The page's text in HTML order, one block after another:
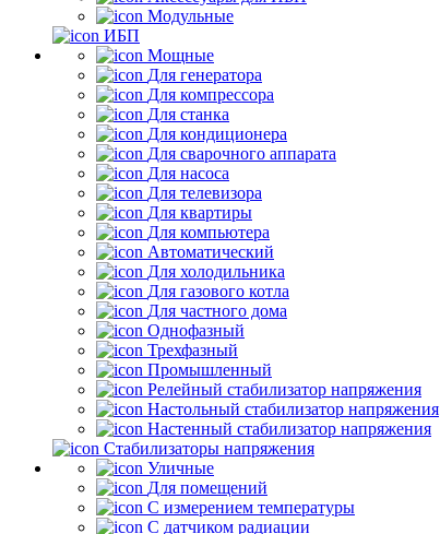
Модульные
ИБП
Мощные
Для генератора
Для компрессора
Для станка
Для кондиционера
Для сварочного аппарата
Для насоса
Для телевизора
Для квартиры
Для компьютера
Автоматический
Для холодильника
Для газового котла
Для частного дома
Однофазный
Трехфазный
Промышленный
Релейный стабилизатор напряжения
Настольный стабилизатор напряжения
Настенный стабилизатор напряжения
Стабилизаторы напряжения
Уличные
Для помещений
С измерением температуры
С датчиком радиации